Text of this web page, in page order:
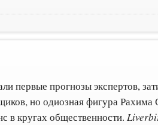
первые прогнозы экспертов,
но одиозная фигура Рахима
в кругах общественности.